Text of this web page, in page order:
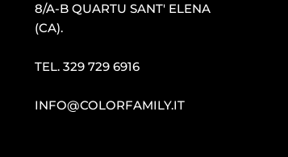
8/A-B QUARTU SANT′ ELENA
(CA).
TEL.329 729 6916
INFO@COLORFAMILY.IT